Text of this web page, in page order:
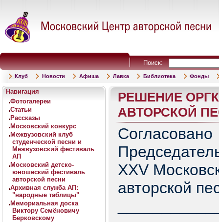
Поиск:
Клуб Новости Афиша Лавка Библиотека Фонды
Навигация
Фотогалереи
Статьи
Рассказы
Московский конкурс
Межвузовский клуб
студенческой песни и
Межвузовский фестиваль
АП
Московский детско-
юношеский фестиваль
авторской песни
Архивная служба АП:
"народные таблицы"
Мемориальная доска
Виктору Семёновичу
Берковскому
РЕШЕНИЕ
АВТОРСКОЙ
Согласовано
XXV
авторской